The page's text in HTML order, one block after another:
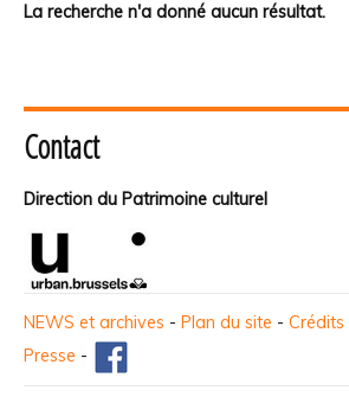
La recherche n'a donné aucun résultat.
Contact
Direction du Patrimoine culturel
NEWS et archives - Plan du site -
Presse -